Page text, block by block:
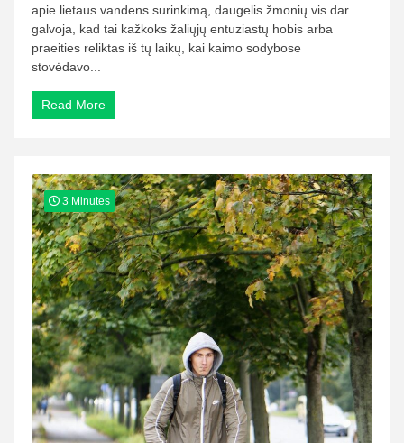
apie lietaus vandens surinkimą, daugelis žmonių vis dar
galvoja, kad tai kažkoks žaliųjų entuziastų hobis arba
praeities reliktas iš tų laikų, kai kaimo sodybose
stovėdavo...
Read More
3 Minutes